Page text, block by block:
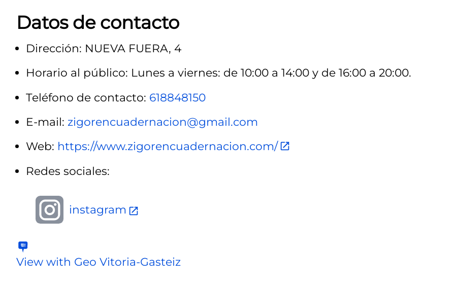
Datos de contacto
Dirección: NUEVA FUERA, 4
Horario al público: Lunes a viernes: de 10:00 a 14:00 y de 16:00 a 20:00.
Teléfono de contacto: 618848150
E-mail: zigorencuadernacion@gmail.com
Web: https://www.zigorencuadernacion.com/
Redes sociales:
instagram
View with Geo Vitoria-Gasteiz